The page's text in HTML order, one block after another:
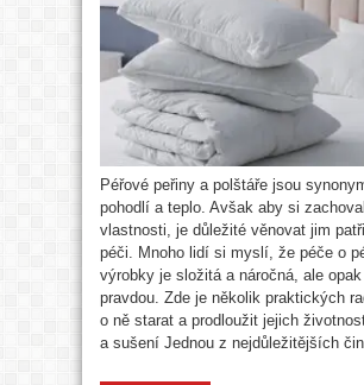
Péřové peřiny a polštáře jsou
pohodlí a teplo. Avšak aby si
vlastnosti, je důležité věnovat jim
péči. Mnoho lidí si myslí, že péče o
výrobky je složitá a náročná, ale
pravdou. Zde je několik praktických
o ně starat a prodloužit jejich
a sušení Jednou z nejdůležitějších